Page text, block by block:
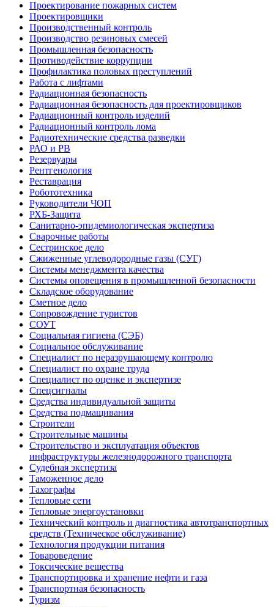
Проектирование пожарных систем
Проектировщики
Производственный контроль
Производство резиновых смесей
Промышленная безопасность
Противодействие коррупции
Профилактика половых преступлений
Работа с лифтами
Радиационная безопасность
Радиационная безопасность для проектировщиков
Радиационный контроль изделий
Радиационный контроль лома
Радиотехнические средства разведки
РАО и РВ
Резервуары
Рентгенология
Реставрация
Робототехника
Руководители ЧОП
РХБ-Защита
Санитарно-эпидемиологическая экспертиза
Сварочные работы
Сестринское дело
Сжиженные углеводородные газы (СУГ)
Системы менеджмента качества
Системы оповещения в промышленной безопасности
Складское оборудование
Сметное дело
Сопровождение туристов
СОУТ
Социальная гигиена (СЭБ)
Социальное обслуживание
Специалист по неразрушающему контролю
Специалист по охране труда
Специалист по оценке и экспертизе
Спецсигналы
Средства индивидуальной защиты
Средства подмащивания
Строители
Строительные машины
Строительство и эксплуатация объектов
инфраструктуры железнодорожного транспорта
Судебная экспертиза
Таможенное дело
Тахографы
Тепловые сети
Тепловые энергоустановки
Технический контроль и диагностика автотранспортных
средств (Техническое обслуживание)
Технология продукции питания
Товароведение
Токсические вещества
Транспортировка и хранение нефти и газа
Транспортная безопасность
Туризм